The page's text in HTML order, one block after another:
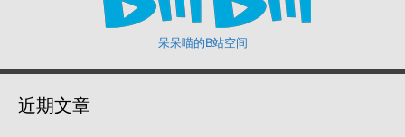
呆呆喵的B站空间
近期文章